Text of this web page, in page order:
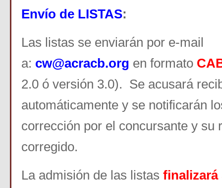
Envío de LISTAS:
Las listas se enviarán por e-mail
a: cw@acracb.org en formato
2.0 ó versión 3.0). Se acusará
automáticamente y se notificarán
corrección por el concursante y su
corregido.
La admisión de las listas finalizará